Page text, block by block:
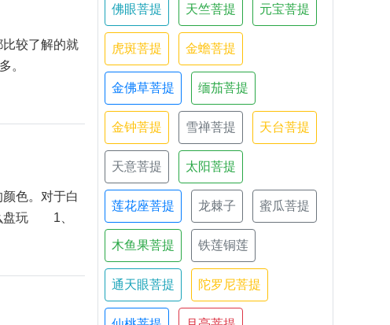
较了解的就
。
色。对于白
盘玩 1、
佛眼菩提 天竺菩提 元宝菩提
虎斑菩提 金蟾菩提
金佛草菩提 缅茄菩提
金钟菩提 雪禅菩提 天台菩提
天意菩提 太阳菩提
莲花座菩提 龙棘子 蜜瓜菩提
木鱼果菩提 铁莲铜莲
通天眼菩提 陀罗尼菩提